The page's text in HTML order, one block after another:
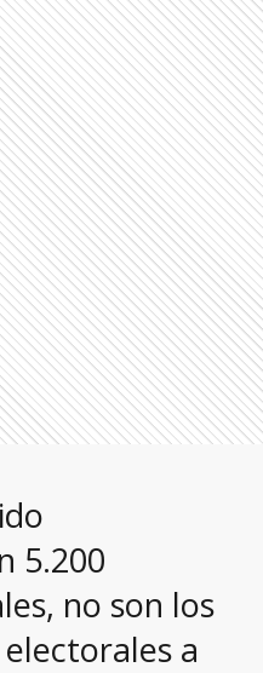
5.200
no son los
a